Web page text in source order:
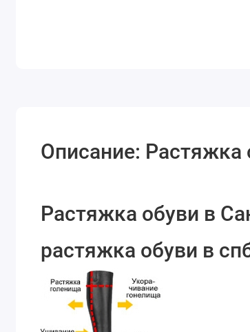
Описание: Растяжка
Растяжка обуви в
растяжка обуви в